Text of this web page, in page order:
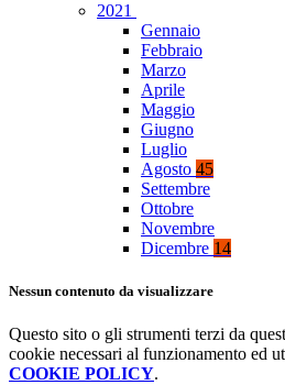
2021
Gennaio
Febbraio
Marzo
Aprile
Maggio
Giugno
Luglio
Agosto 45
Settembre
Ottobre
Novembre
Dicembre 14
Nessun contenuto da visualizzare
Questo sito o gli strumenti terzi da
cookie necessari al funzionamento ed
COOKIE POLICY.